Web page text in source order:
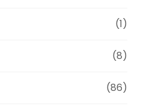
(1)
(8)
(86)